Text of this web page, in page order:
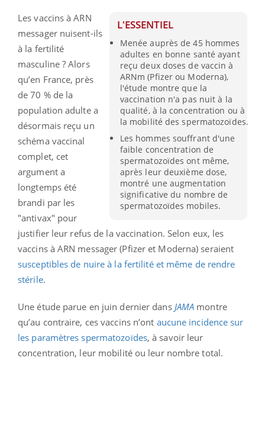
L'ESSENTIEL
Menée auprès de 45 hommes
adultes en bonne santé ayant
reçu deux doses de vaccin à
ARNm (Pfizer ou Moderna),
l'étude montre que la
vaccination n'a pas nuit à la
qualité, à la concentration ou à
la mobilité des spermatozoïdes.
Les hommes souffrant d'une
faible concentration de
spermatozoïdes ont même,
après leur deuxième dose,
montré une augmentation
significative du nombre de
spermatozoïdes mobiles.
Les vaccins à ARN
messager nuisent-ils
à la fertilité
masculine ? Alors
qu’en France, près
de 70 % de la
population adulte a
désormais reçu un
schéma vaccinal
complet, cet
argument a
longtemps été
brandi par les
"antivax" pour
justifier leur refus de la vaccination. Selon eux, les
vaccins à ARN messager (Pfizer et Moderna) seraient
susceptibles de nuire à la fertilité et même de rendre
stérile.
Une étude parue en juin dernier dans JAMA montre
qu’au contraire, ces vaccins n’ont aucune incidence sur
les paramètres spermatozoïdes, à savoir leur
concentration, leur mobilité ou leur nombre total.